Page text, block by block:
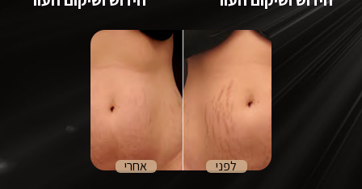
לפני אחרי